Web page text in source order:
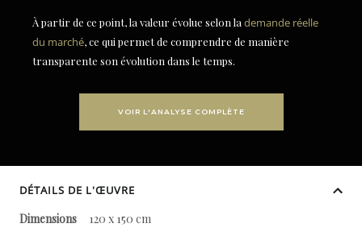
À partir de ce point, la valeur évolue selon la demande réelle
du marché, ce qui permet de comprendre de manière
transparente son évolution dans le temps.
VOIR L'ANALYSE COMPLÈTE
DÉTAILS DE L'ŒUVRE
Dimensions
120 x 150 cm